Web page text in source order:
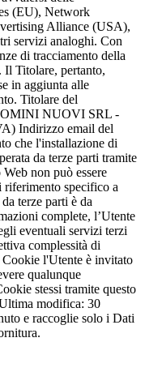
(EU), Network
Alliance (USA),
servizi analoghi. Con
di tracciamento della
Titolare, pertanto,
in aggiunta alle
Titolare del
NUOVI SRL -
Indirizzo email del
che l'installazione di
da terze parti tramite
non può essere
riferimento specifico a
terze parti è da
complete, l’Utente
eventuali servizi terzi
complessità di
l'Utente è invitato
qualunque
stessi tramite questo
modifica: 30
e raccoglie solo i Dati